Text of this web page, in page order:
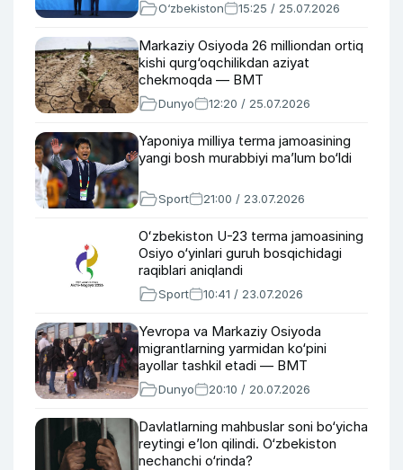
O‘zbekiston 15:25 / 25.07.2026
Markaziy Osiyoda 26 milliondan ortiq
kishi qurg‘oqchilikdan aziyat
chekmoqda — BMT
Dunyo 12:20 / 25.07.2026
Yaponiya milliya terma jamoasining
yangi bosh murabbiyi ma’lum bo‘ldi
Sport 21:00 / 23.07.2026
Oʻzbekiston U-23 terma jamoasining
Osiyo o‘yinlari guruh bosqichidagi
raqiblari aniqlandi
Sport 10:41 / 23.07.2026
Yevropa va Markaziy Osiyoda
migrantlarning yarmidan ko‘pini
ayollar tashkil etadi — BMT
Dunyo 20:10 / 20.07.2026
Davlatlarning mahbuslar soni bo‘yicha
reytingi e’lon qilindi. O‘zbekiston
nechanchi o‘rinda?